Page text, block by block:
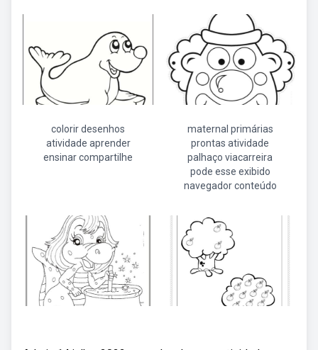
colorir desenhos
atividade aprender
ensinar compartilhe
maternal primárias
prontas atividade
palhaço viacarreira
pode esse exibido
navegador conteúdo